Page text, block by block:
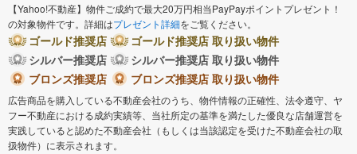
【Yahoo!不動産】物件ご成約で最大20万円相当PayPayポイントプレゼント！
の対象物件です。詳細はプレゼント詳細をご覧ください。
ゴールド推奨店
ゴールド推奨店 取り扱い物件
シルバー推奨店
シルバー推奨店 取り扱い物件
ブロンズ推奨店
ブロンズ推奨店 取り扱い物件
広告商品を購入している不動産会社のうち、物件情報の正確性、法令遵守、ヤ
フー不動産における成約実績等、当社所定の基準を満たした優良な店舗運営を
実践していると認めた不動産会社（もしくは当該認定を受けた不動産会社の取
扱物件）に表示されます。